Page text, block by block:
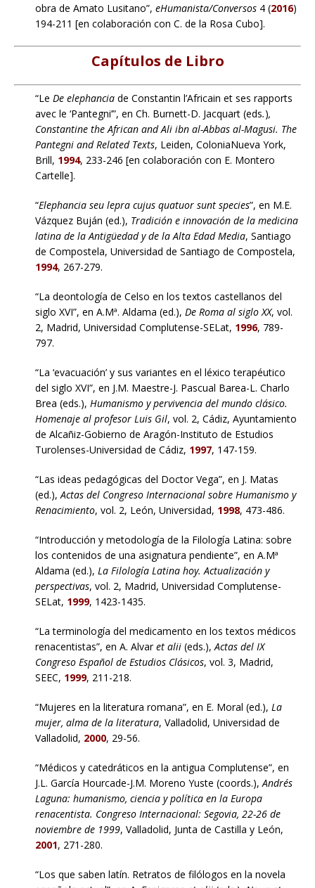
obra de Amato Lusitano”, eHumanista/Conversos 4 (2016)
194-211 [en colaboración con C. de la Rosa Cubo].
Capítulos de Libro
“Le De elephancia de Constantin l’Africain et ses rapports
avec le ‘Pantegni’”, en Ch. Burnett-D. Jacquart (eds.),
Constantine the African and Ali ibn al-Abbas al-Magusi. The
Pantegni and Related Texts, Leiden, ColoniaNueva York,
Brill, 1994, 233-246 [en colaboración con E. Montero
Cartelle].
“Elephancia seu lepra cujus quatuor sunt species”, en M.E.
Vázquez Buján (ed.), Tradición e innovación de la medicina
latina de la Antigüedad y de la Alta Edad Media, Santiago
de Compostela, Universidad de Santiago de Compostela,
1994, 267-279.
“La deontología de Celso en los textos castellanos del
siglo XVI”, en A.Mª. Aldama (ed.), De Roma al siglo XX, vol.
2, Madrid, Universidad Complutense-SELat, 1996, 789-
797.
“La ‘evacuación’ y sus variantes en el léxico terapéutico
del siglo XVI”, en J.M. Maestre-J. Pascual Barea-L. Charlo
Brea (eds.), Humanismo y pervivencia del mundo clásico.
Homenaje al profesor Luis Gil, vol. 2, Cádiz, Ayuntamiento
de Alcañiz-Gobierno de Aragón-Instituto de Estudios
Turolenses-Universidad de Cádiz, 1997, 147-159.
“Las ideas pedagógicas del Doctor Vega”, en J. Matas
(ed.),Actas del Congreso Internacional sobre Humanismo y
Renacimiento, vol. 2, León, Universidad, 1998, 473-486.
“Introducción y metodología de la Filología Latina: sobre
los contenidos de una asignatura pendiente”, en A.Mª
Aldama (ed.), La Filología Latina hoy. Actualización y
perspectivas, vol. 2, Madrid, Universidad Complutense-
SELat, 1999, 1423-1435.
“La terminología del medicamento en los textos médicos
renacentistas”, en A. Alvaret alii (eds.),Actas del IX
Congreso Español de Estudios Clásicos, vol. 3, Madrid,
SEEC, 1999, 211-218.
“Mujeres en la literatura romana”, en E. Moral (ed.), La
mujer, alma de la literatura, Valladolid, Universidad de
Valladolid, 2000, 29-56.
“Médicos y catedráticos en la antigua Complutense”, en
J.L. García Hourcade-J.M. Moreno Yuste (coords.),Andrés
Laguna: humanismo, ciencia y política en la Europa
renacentista. Congreso Internacional: Segovia, 22-26 de
noviembre de 1999, Valladolid, Junta de Castilla y León,
2001, 271-280.
“Los que saben latín. Retratos de filólogos en la novela